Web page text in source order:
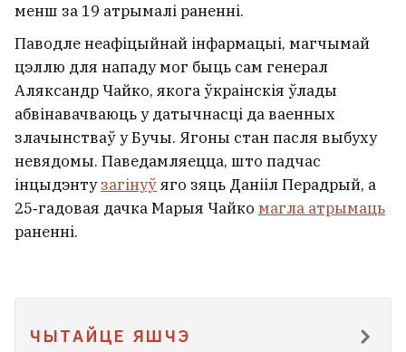
менш за 19 атрымалі раненні.
Паводле неафіцыйнай інфармацыі, магчымай
цэллю для нападу мог быць сам генерал
Аляксандр Чайко, якога ўкраінскія ўлады
абвінавачваюць у датычнасці да ваенных
злачынстваў у Бучы. Ягоны стан пасля выбуху
невядомы. Паведамляецца, што падчас
інцыдэнтузагінуўяго зяць Данііл Перадрый, а
25‑гадовая дачка Марыя Чайко магла атрымаць
раненні.
ЧЫТАЙЦЕ ЯШЧЭ
Асіповічамі заўважылі вялікага